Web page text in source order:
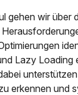
gehen wir über
Lazy Loading
erkennen und